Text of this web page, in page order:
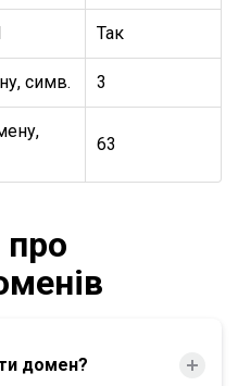
Так
симв. 3
63
про
домен?